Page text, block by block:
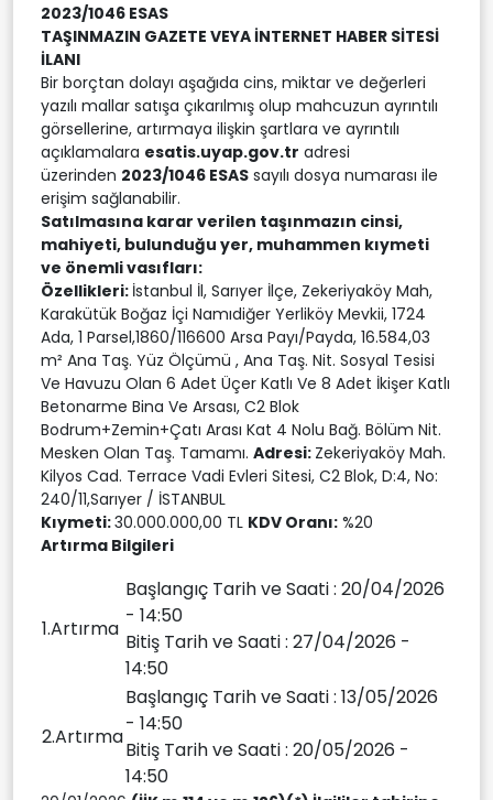
2023/1046 ESAS
TAŞINMAZIN GAZETE VEYA İNTERNET HABER SİTESİ
İLANI
Bir borçtan dolayı aşağıda cins, miktar ve değerleri
yazılı mallar satışa çıkarılmış olup mahcuzun ayrıntılı
görsellerine, artırmaya ilişkin şartlara ve ayrıntılı
açıklamalara esatis.uyap.gov.tr adresi
üzerinden 2023/1046 ESAS sayılı dosya numarası ile
erişim sağlanabilir.
Satılmasına karar verilen taşınmazın cinsi,
mahiyeti, bulunduğu yer, muhammen kıymeti
ve önemli vasıfları:
Özellikleri: İstanbul İl, Sarıyer İlçe, Zekeriyaköy Mah,
Karakütük Boğaz İçi Namıdiğer Yerliköy Mevkii, 1724
Ada, 1 Parsel,1860/116600 Arsa Payı/Payda, 16.584,03
m² Ana Taş. Yüz Ölçümü , Ana Taş. Nit. Sosyal Tesisi
Ve Havuzu Olan 6 Adet Üçer Katlı Ve 8 Adet İkişer Katlı
Betonarme Bina Ve Arsası, C2 Blok
Bodrum+Zemin+Çatı Arası Kat 4 Nolu Bağ. Bölüm Nit.
Mesken Olan Taş. Tamamı. Adresi: Zekeriyaköy Mah.
Kilyos Cad. Terrace Vadi Evleri Sitesi, C2 Blok, D:4, No:
240/11,Sarıyer / İSTANBUL
Kıymeti:30.000.000,00 TL KDV Oranı: %20
Artırma Bilgileri
1.Artırma
Başlangıç Tarih ve Saati : 20/04/2026
- 14:50
Bitiş Tarih ve Saati : 27/04/2026 -
14:50
2.Artırma
Başlangıç Tarih ve Saati : 13/05/2026
- 14:50
Bitiş Tarih ve Saati : 20/05/2026 -
14:50